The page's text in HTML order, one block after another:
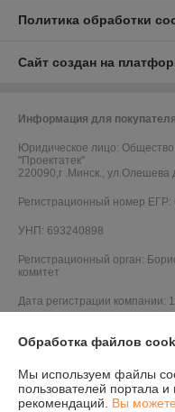
Политика обработки
Сайт создан на
Информация для покупателя
Юридическое лицо: Общество
"Проектатек"
220090,г .Минск., ул.Олешева
Регистрационный номер ЕГР:
УНП: 693240898
Регистрационный орган:
комитет
Дата регистрации компании:
Обработка файлов
Мы используем файлы
пользователей портала
рекомендаций. Вы